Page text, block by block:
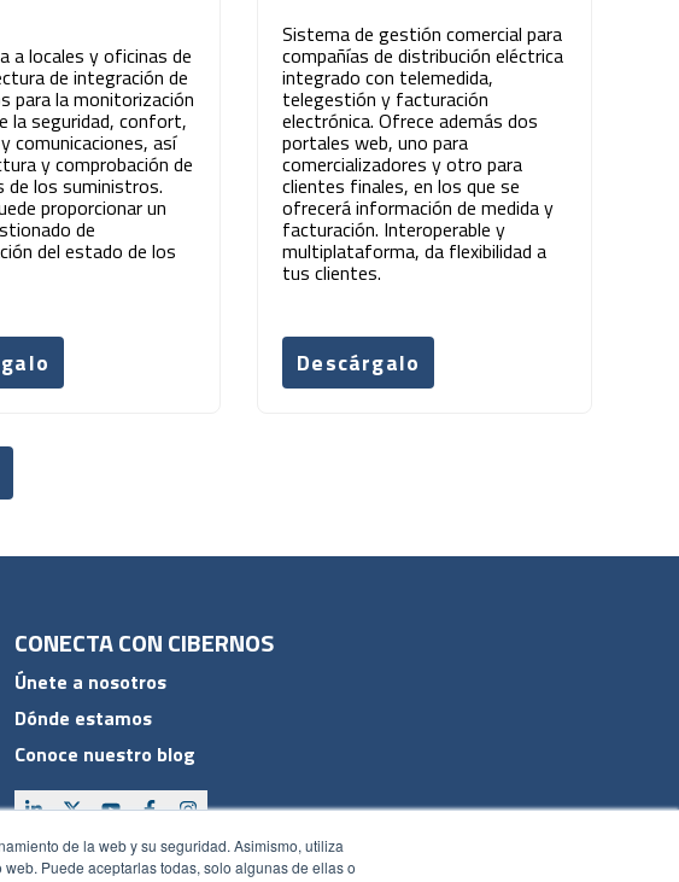
de la web y su seguridad. Asimismo, utiliza
Puede aceptarlas todas, solo algunas de ellas o
a locales y oficinas de
de integración de
para la monitorización
la seguridad, confort,
comunicaciones, así
y comprobación de
de los suministros.
proporcionar un
de
del estado de los
Sistema de gestión comercial para
compañías de distribución eléctrica
integrado con telemedida,
telegestión y facturación
electrónica. Ofrece además dos
portales web, uno para
comercializadores y otro para
clientes finales, en los que se
ofrecerá información de medida y
facturación. Interoperable y
multiplataforma, da flexibilidad a
tus clientes.
Descárgalo
CONECTA CON CIBERNOS
Únete a nosotros
Dónde estamos
Conoce nuestro blog